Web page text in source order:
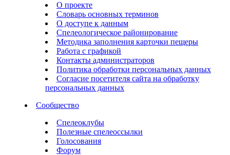
О проекте
Словарь основных терминов
О доступе к данным
Спелеологическое районирование
Методика заполнения карточки пещеры
Работа с графикой
Контакты администраторов
Политика обработки персональных данных
Согласие посетителя сайта на обработку
персональных данных
Сообщество
Спелеоклубы
Полезные спелеоссылки
Голосования
Форум